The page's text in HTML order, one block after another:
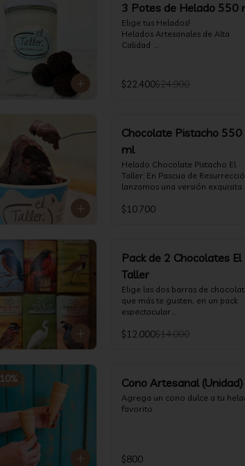
3 Potes de Helado 550
Elige tus Helados!
Helados Artesanales de Alta
Calidad
Gluten, Low Carb y especiales
Diabéticos!
$22.400$24.900
Chocolate Pistacho 550
ml
Helado Chocolate Pistacho El
Taller: En Pascua de
lanzamos una versión exquisita
energía que nunca, con nuestro
de pistacho, y arriba nuestro
crocante crunchy de pistacho.
favor, hágase un favor y
(550 ml)
$10.700
Pack de 2 Chocolates El
Taller
Elige las dos barras de
que más te gusten, en un pack
espectacular.
$12.000$14.000
10% Cono Artesanal (Unidad)
Agrega un cono dulce a tu
favorito
$800